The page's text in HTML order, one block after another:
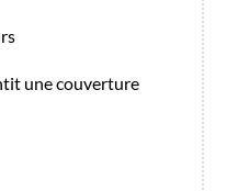
une couverture